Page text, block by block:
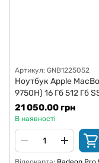
Артикул: GNB1225052
Ноутбук Apple
9750H) 16 Гб 512 Гб
21 050.00 грн
В наявності